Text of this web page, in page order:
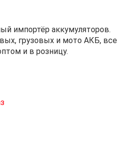
импортёр аккумуляторов.
грузовых и мото АКБ, все
и в розницу.